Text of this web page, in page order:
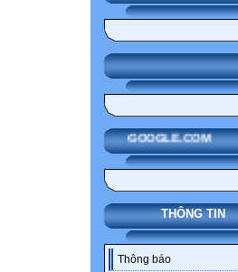
GOOGLE.COM
THÔNG TIN
Thông báo